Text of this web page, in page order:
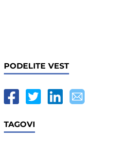
PODELITE VEST
TAGOVI